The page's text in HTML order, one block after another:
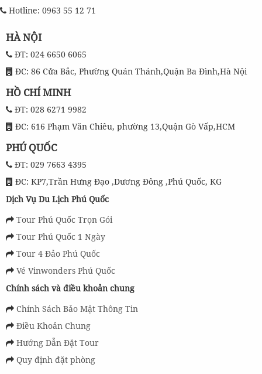
Hotline: 0963 55 12 71
HÀ NỘI
ĐT: 024 6650 6065
ĐC: 86 Cửa Bắc, Phường Quán Thánh,Quận Ba Đình,Hà Nội
HỒ CHÍ MINH
ĐT: 028 6271 9982
ĐC: 616 Phạm Văn Chiêu, phường 13,Quận Gò Vấp,HCM
PHÚ QUỐC
ĐT: 029 7663 4395
ĐC: KP7,Trần Hưng Đạo ,Dương Đông ,Phú Quốc, KG
Dịch Vụ Du Lịch Phú Quốc
Tour Phú Quốc Trọn Gói
Tour Phú Quốc 1 Ngày
Tour 4 Đảo Phú Quốc
Vé Vinwonders Phú Quốc
Chính sách và điều khoản chung
Chính Sách Bảo Mật Thông Tin
Điều Khoản Chung
Hướng Dẫn Đặt Tour
Quy định đặt phòng